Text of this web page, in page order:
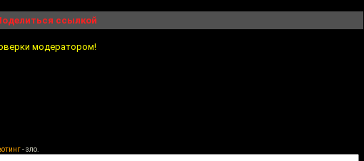
ссылкой
модератором!
- зло.